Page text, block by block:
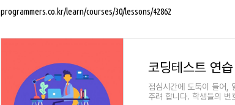
programmers.co.kr/learn/courses/30/lessons/42862
코딩테스트 연
점심시간에 도둑이 들어,
주려 합니다. 학생들의 번